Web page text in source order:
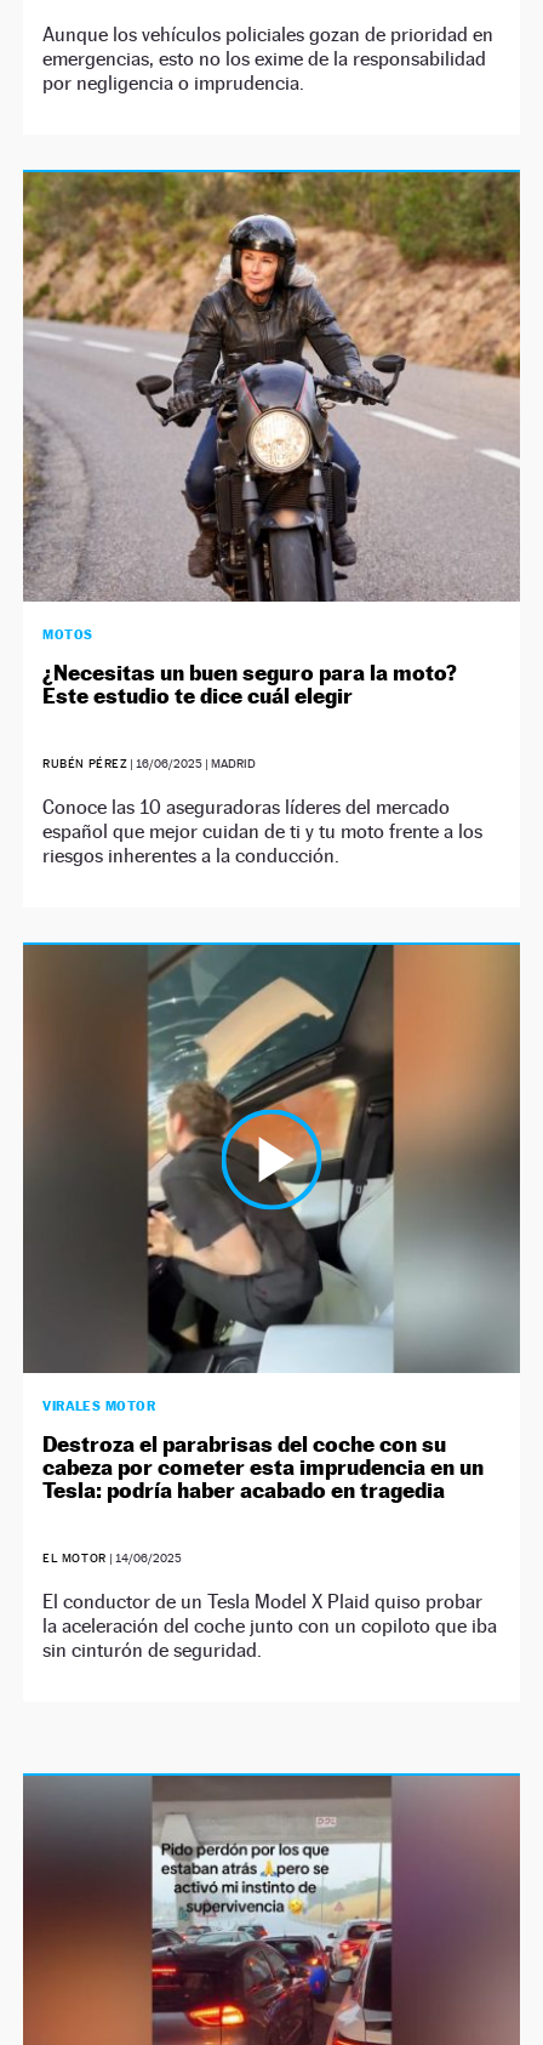
Aunque los vehículos policiales gozan de prioridad en
emergencias, esto no los exime de la responsabilidad
por negligencia o imprudencia.
MOTOS
¿Necesitas un buen seguro para la moto?
Este estudio te dice cuál elegir
RUBÉN PÉREZ | 16/06/2025 | MADRID
Conoce las 10 aseguradoras líderes del mercado
español que mejor cuidan de ti y tu moto frente a los
riesgos inherentes a la conducción.
VIRALES MOTOR
Destroza el parabrisas del coche con su
cabeza por cometer esta imprudencia en un
Tesla: podría haber acabado en tragedia
EL MOTOR | 14/06/2025
El conductor de un Tesla Model X Plaid quiso probar
la aceleración del coche junto con un copiloto que iba
sin cinturón de seguridad.